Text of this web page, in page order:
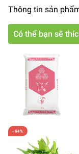
Thông tin sản
Có thể bạn sẽ